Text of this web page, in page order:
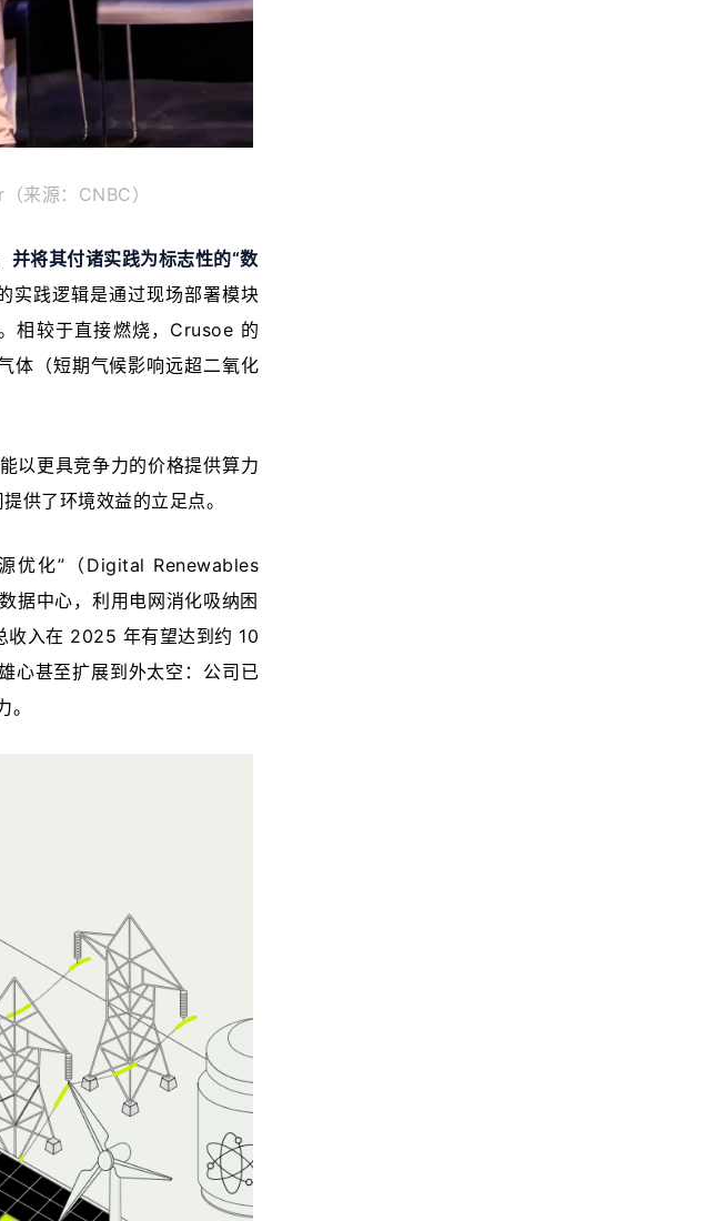
来源：CNBC）
将其付诸实践为标志性的“数
实践逻辑是通过现场部署模块
相较于直接燃烧，Crusoe 的
体（短期气候影响远超二氧化
以更具竞争力的价格提供算力
供了环境效益的立足点。
优化”（Digital Renewables
据中心，利用电网消化吸纳困
收入在 2025 年有望达到约 10
心甚至扩展到外太空：公司已